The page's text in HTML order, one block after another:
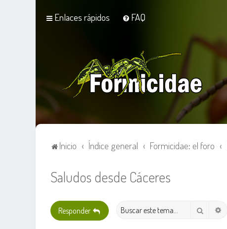
Enlaces rápidos FAQ
Inicio Índice general Formicidae: el foro
Saludos desde Cáceres
Responder Buscar